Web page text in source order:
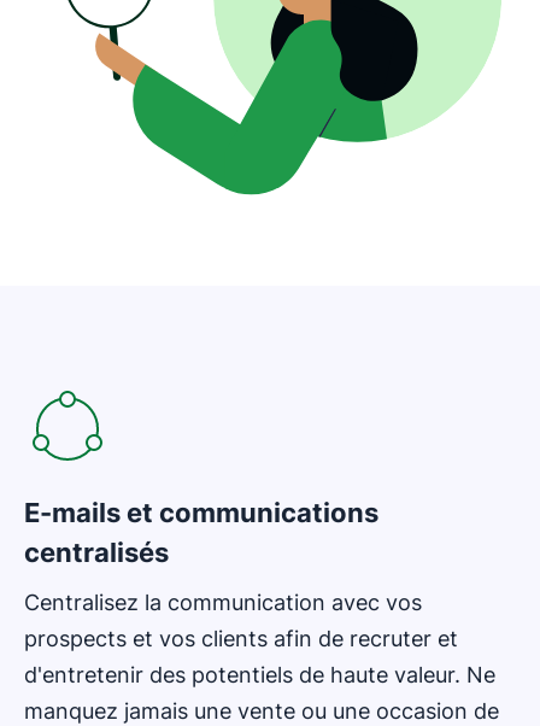
E-mails et communications
centralisés
Centralisez la communication avec vos
prospects et vos clients afin de recruter et
d'entretenir des potentiels de haute valeur. Ne
manquez jamais une vente ou une occasion de